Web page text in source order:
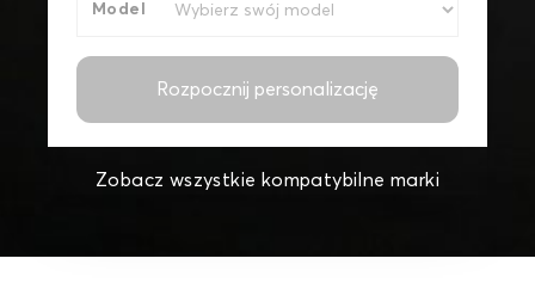
Model
Rozpocznij personalizację
Zobacz wszystkie kompatybilne marki